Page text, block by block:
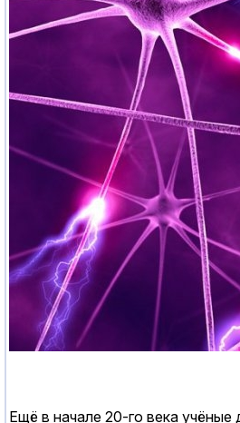
Ещё в начале 20-го века